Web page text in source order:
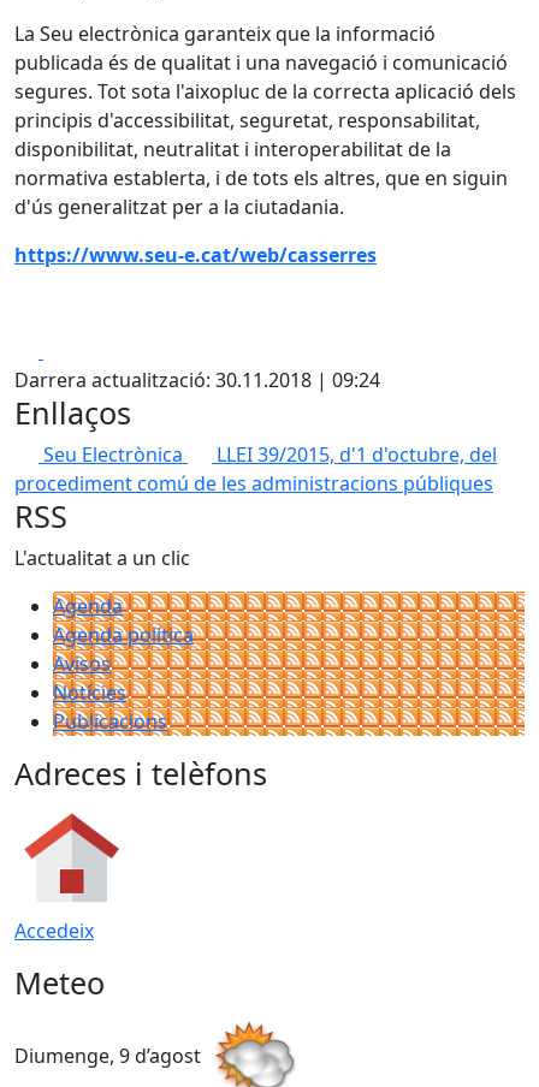
La Seu electrònica garanteix que la informació
publicada és de qualitat i una navegació i comunicació
segures. Tot sota l'aixopluc de la correcta aplicació dels
principis d'accessibilitat, seguretat, responsabilitat,
disponibilitat, neutralitat i interoperabilitat de la
normativa establerta, i de tots els altres, que en siguin
d'ús generalitzat per a la ciutadania.
https://www.seu-e.cat/web/casserres
Darrera actualització: 30.11.2018 | 09:24
Enllaços
Seu Electrònica
LLEI 39/2015, d'1 d'octubre, del
procediment comú de les administracions públiques
RSS
L'actualitat a un clic
Agenda
Agenda política
Avisos
Notícies
Publicacions
Adreces i telèfons
Accedeix
Meteo
Diumenge, 9 d’agost